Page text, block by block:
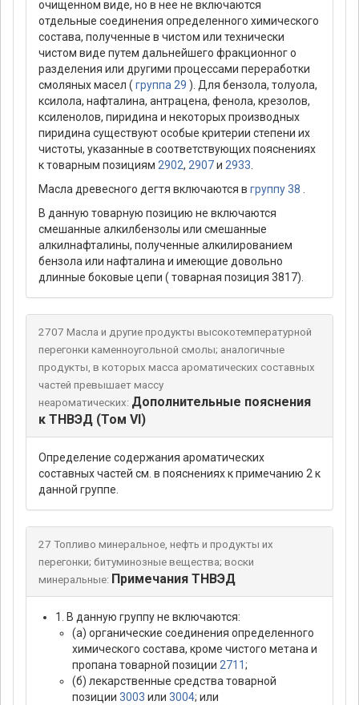
очищенном виде, но в нее не включаются
отдельные соединения определенного химического
состава, полученные в чистом или технически
чистом виде путем дальнейшего фракционног о
разделения или другими процессами переработки
смоляных масел ( группа 29 ). Для бензола, толуола,
ксилола, нафталина, антрацена, фенола, крезолов,
ксиленолов, пиридина и некоторых производных
пиридина существуют особые критерии степени их
чистоты, указанные в соответствующих пояснениях
к товарным позициям 2902, 2907и 2933
Масла древесного дегтя включаются в группу 38
В данную товарную позицию не включаются
смешанные алкилбензолы или смешанные
алкилнафталины, полученные алкилированием
бензола или нафталина и имеющие довольно
длинные боковые цепи ( товарная позиция 3817).
2707 Масла и другие продукты высокотемпературной
перегонки каменноугольной смолы; аналогичные
продукты, в которых масса ароматических составных
частей превышает массу
неароматических: Дополнительные пояснения
к ТНВЭД (Том VI)
Определение содержания ароматических
составных частей см. в пояснениях к примечанию 2 к
данной группе.
27 Топливо минеральное, нефть и продукты их
перегонки; битуминозные вещества; воски
минеральные: Примечания ТНВЭД
1. В данную группу не включаются:
(а) органические соединения определенного
химического состава, кроме чистого метана и
пропана товарной позиции 2711;
(б) лекарственные средства товарной
позиции 3003 или 3004; или